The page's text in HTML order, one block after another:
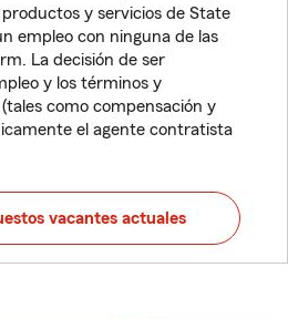
y servicios de State
empleo con ninguna de las
La decisión de ser
y los términos y
como compensación y
el agente contratista
vacantes actuales